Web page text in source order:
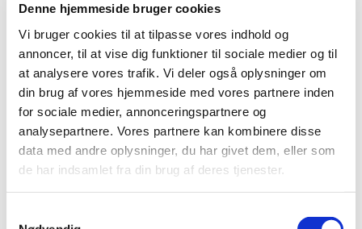
Denne hjemmeside bruger cookies
Vi bruger cookies til at tilpasse vores indhold og
annoncer, til at vise dig funktioner til sociale medier og til
at analysere vores trafik. Vi deler også oplysninger om
din brug af vores hjemmeside med vores partnere inden
for sociale medier, annonceringspartnere og
analysepartnere. Vores partnere kan kombinere disse
data med andre oplysninger, du har givet dem, eller som
de har indsamlet fra din brug af deres tjenester.
værdi stå mål med prisen - det er den overordnede
betingelse, som skal være opfyldt.
Når vi så hurtigt efter tilskudsændringen i juni 2009 atter
har vurderet tilskud for nogle af de samme lægemidler,
skyldes det, at forudsætningerne har ændret sig. Kun
losartan opfylder nu betingelsen for generelt tilskud. For
de øvrige angiotensin-II antagonister og aliskiren står den
behandlingsmæssige værdi ikke længere mål med prisen
i sammenligning med losartan.
markedet i Danmark, kan vi ikke stille krav om, at det skal